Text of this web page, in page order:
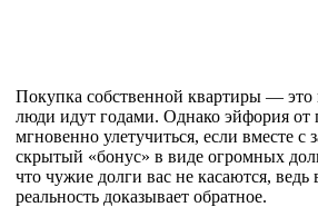
Покупка собственной квартиры — это
люди идут годами. Однако эйфория
мгновенно улетучиться, если вместе
скрытый «бонус» в виде огромных
что чужие долги вас не касаются,
реальность доказывает обратное.